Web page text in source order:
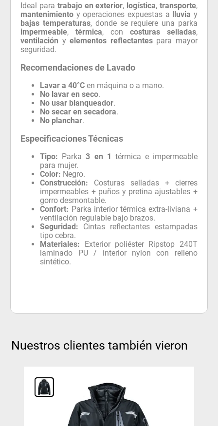
Ideal para trabajo en exterior, logística, transporte,
mantenimiento y operaciones expuestas a lluvia y
bajas temperaturas, donde se requiere una parka
impermeable,térmica, con costuras selladas,
ventilación yelementos reflectantespara mayor
seguridad.
Recomendaciones de Lavado
Lavar a 40°C en máquina o a mano.
No lavar en seco.
No usar blanqueador.
No secar en secadora.
No planchar.
Especificaciones Técnicas
Tipo: Parka3 en 1 térmica e impermeable
para mujer.
Color: Negro.
Construcción: Costuras selladas + cierres
impermeables + puños y pretina ajustables +
gorro desmontable.
Confort: Parka interior térmica extra-liviana +
ventilación regulable bajo brazos.
Seguridad: Cintas reflectantes estampadas
tipo cebra.
Materiales: Exterior poliéster Ripstop 240T
laminado PU / interior nylon con relleno
sintético.
Nuestros clientes también vieron